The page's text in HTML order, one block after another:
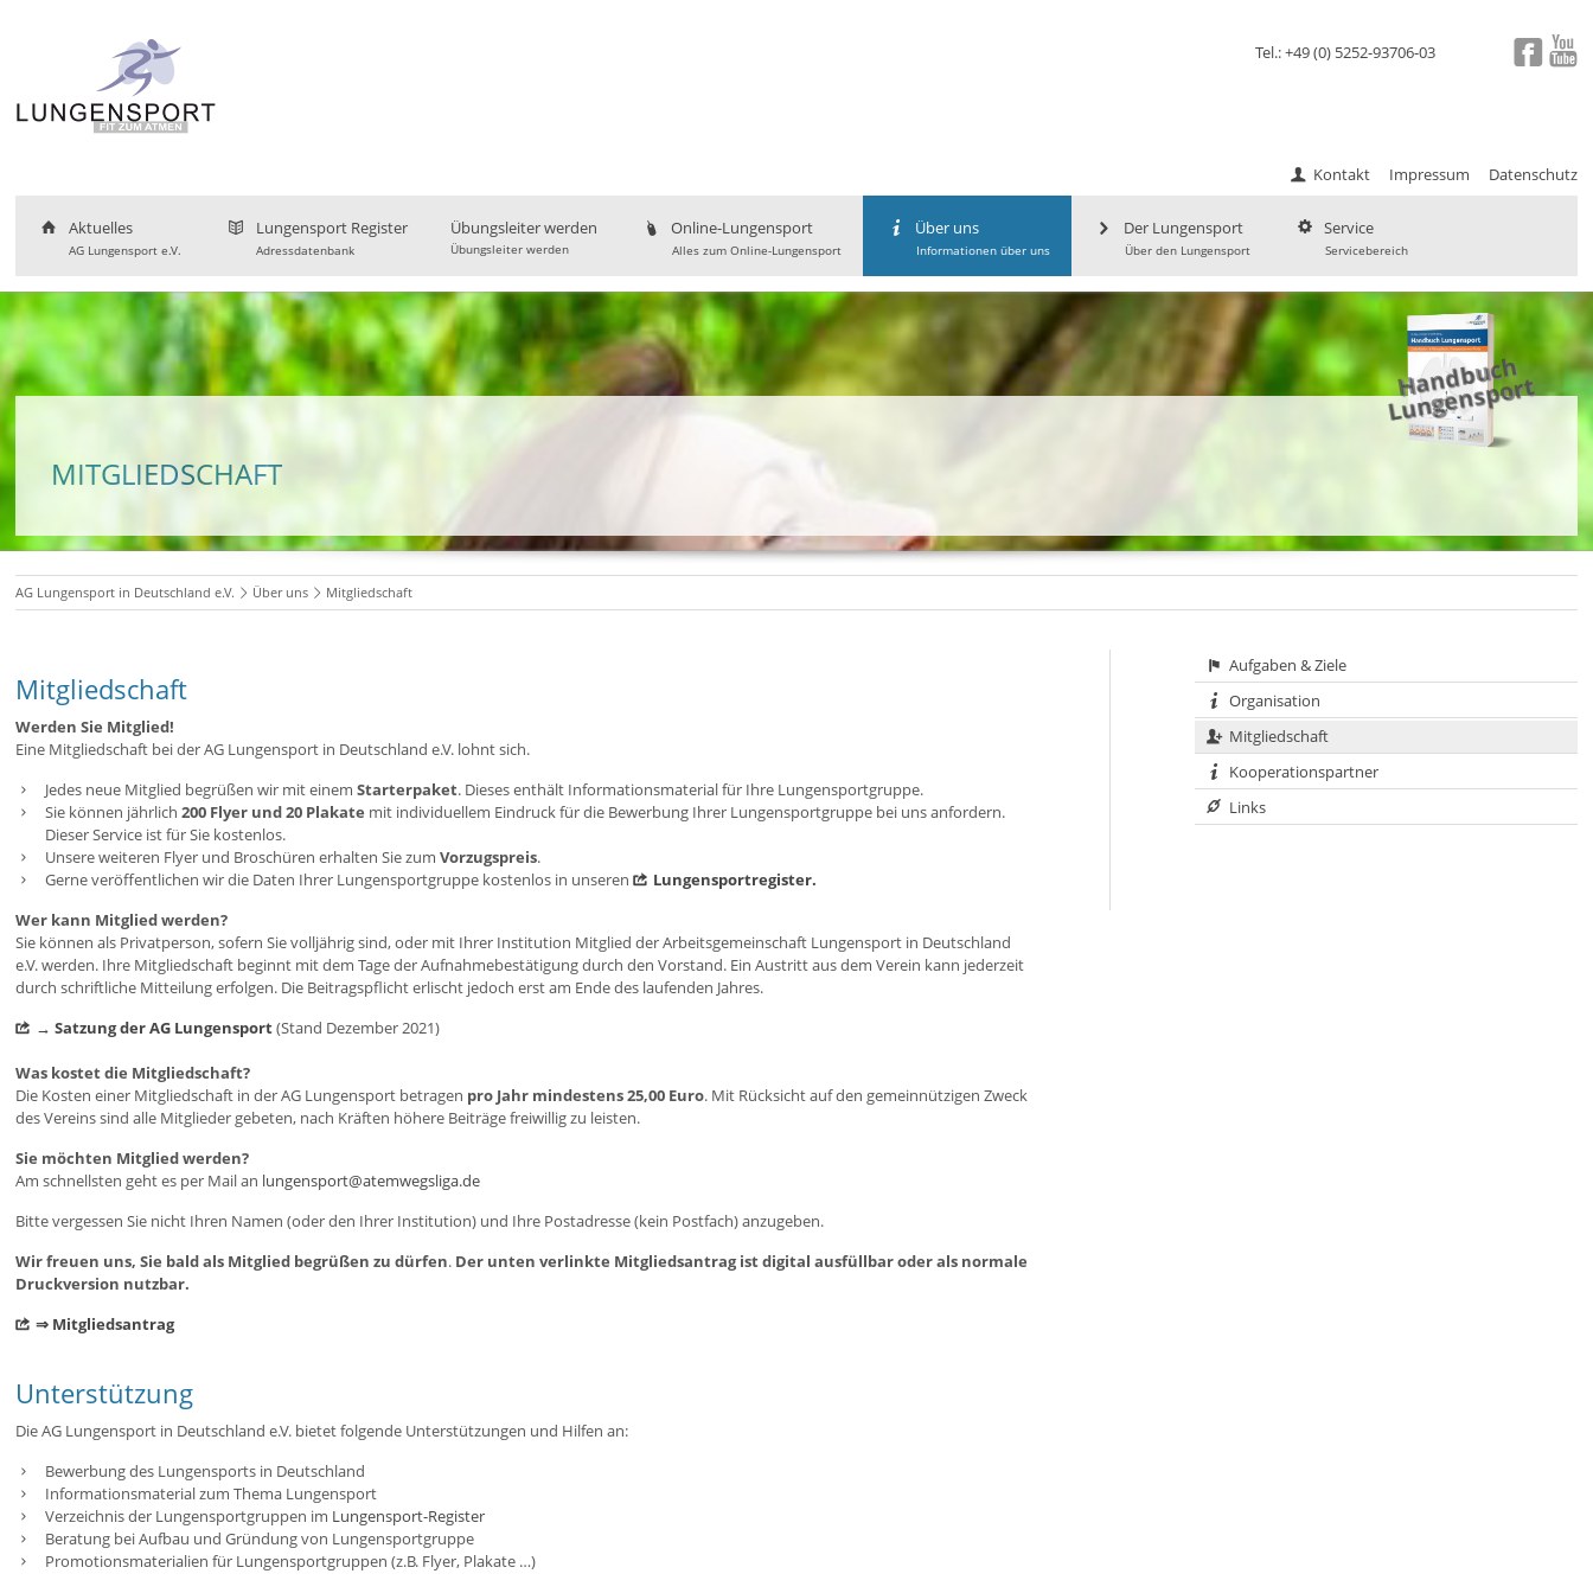
Kontakt Impressum Datenschutz
Aktuelles
AG Lungensport e.V.
Lungensport Register
Adressdatenbank
Übungsleiter werden
Übungsleiter werden
Online-Lungensport
Alles zum Online-Lungensport
Über uns
Informationen über uns
Der Lungensport
Über den Lungensport
Service
Servicebereich
Tel.: +49 (0) 5252-93706-03
MITGLIEDSCHAFT
H
a
n
d
b
uc
h
L
u
ng
e
ns
p
ort
AG Lungensport in Deutschland e.V. Über uns Mitgliedschaft
Mitgliedschaft
Werden Sie Mitglied!
Eine Mitgliedschaft bei der AG Lungensport in Deutschland e.V. lohnt sich.
Jedes neue Mitglied begrüßen wir mit einem Starterpaket. Dieses enthält Informationsmaterial für Ihre Lungensportgruppe.
Sie können jährlich 200 Flyer und 20 Plakate mit individuellem Eindruck für die Bewerbung Ihrer Lungensportgruppe bei uns anfordern.
Dieser Service ist für Sie kostenlos.
Unsere weiteren Flyer und Broschüren erhalten Sie zum Vorzugspreis.
Gerne veröffentlichen wir die Daten Ihrer Lungensportgruppe kostenlos in unseren
Lungensportregister.
Wer kann Mitglied werden?
Sie können als Privatperson, sofern Sie volljährig sind, oder mit Ihrer Institution Mitglied der Arbeitsgemeinschaft Lungensport in Deutschland
e.V. werden. Ihre Mitgliedschaft beginnt mit dem Tage der Aufnahmebestätigung durch den Vorstand. Ein Austritt aus dem Verein kann jederzeit
durch schriftliche Mitteilung erfolgen. Die Beitragspflicht erlischt jedoch erst am Ende des laufenden Jahres.
→ Satzung der AG Lungensport(Stand Dezember 2021)
Was kostet die Mitgliedschaft?
Die Kosten einer Mitgliedschaft in der AG Lungensport betragen pro Jahr mindestens 25,00 Euro. Mit Rücksicht auf den gemeinnützigen Zweck
des Vereins sind alle Mitglieder gebeten, nach Kräften höhere Beiträge freiwillig zu leisten.
Sie möchten Mitglied werden?
Am schnellsten geht es per Mail an lungensport@atemwegsliga.de
Bitte vergessen Sie nicht Ihren Namen (oder den Ihrer Institution) und Ihre Postadresse (kein Postfach) anzugeben.
Wir freuen uns, Sie bald als Mitglied begrüßen zu dürfen. Der unten verlinkte Mitgliedsantrag ist digital ausfüllbar oder als normale
Druckversion nutzbar.
⇒ Mitgliedsantrag
Unterstützung
Die AG Lungensport in Deutschland e.V. bietet folgende Unterstützungen und Hilfen an:
Bewerbung des Lungensports in Deutschland
Informationsmaterial zum Thema Lungensport
Verzeichnis der Lungensportgruppen im Lungensport-Register
Beratung bei Aufbau und Gründung von Lungensportgruppe
Promotionsmaterialien für Lungensportgruppen (z.B. Flyer, Plakate …)
Aufgaben & Ziele
Organisation
Mitgliedschaft
Kooperationspartner
Links